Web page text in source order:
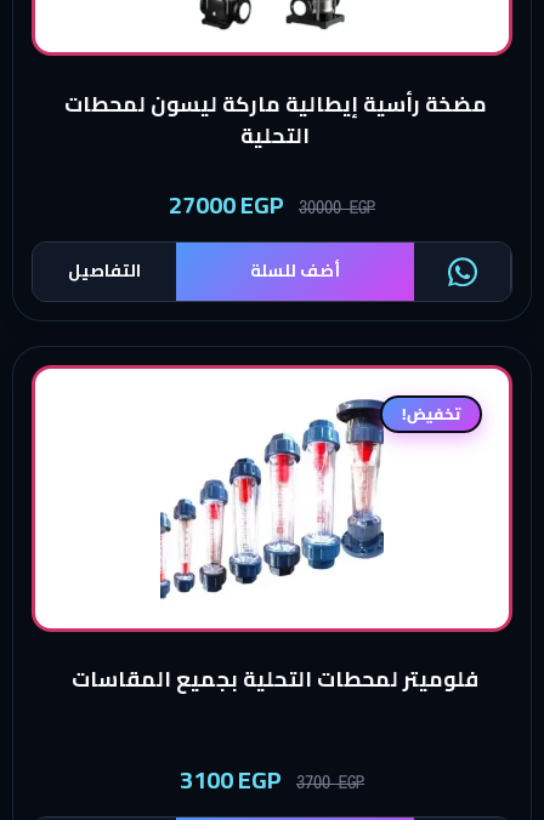
مضخة رأسية إيطالية ماركة ليسون لمحطات
التحلية
30000EGP
27000EGP
التفاصيل أضف للسلة
تخفيض!
فلوميتر لمحطات التحلية بجميع المقاسات
3700EGP
3100EGP